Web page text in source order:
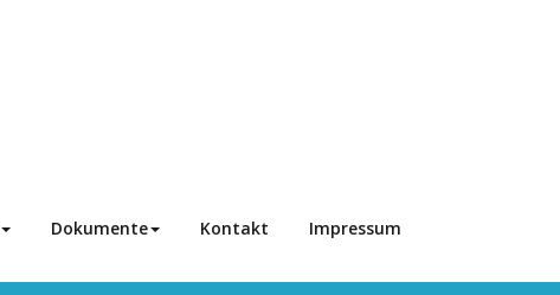
Dokumente Kontakt Impressum